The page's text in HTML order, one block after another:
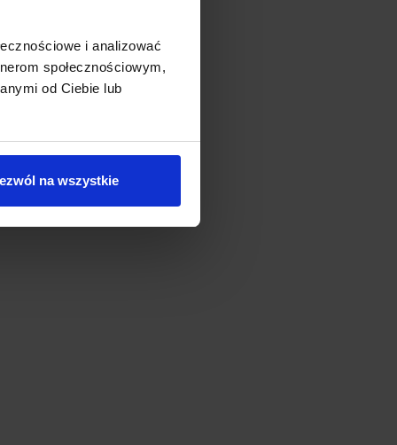
i analizować
społecznościowym,
od Ciebie lub
na wszystkie